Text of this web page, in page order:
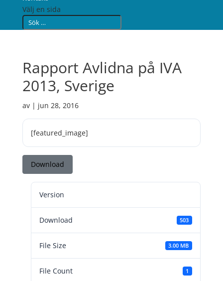
Välj en sida
Rapport Avlidna på IVA
2013, Sverige
av | jun 28, 2016
[featured_image]
Download
Version
Download 503
File Size 3.00 MB
File Count 1